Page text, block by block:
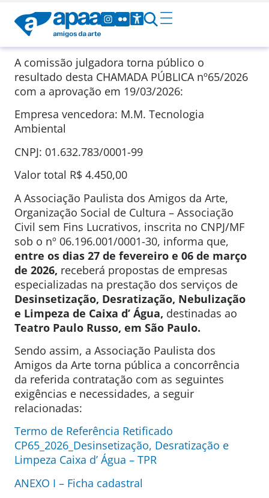
A comissão julgadora torna público o
resultado desta CHAMADA PÚBLICA nº65/2026
com a aprovação em 19/03/2026:
Empresa vencedora: M.M. Tecnologia
Ambiental
CNPJ: 01.632.783/0001-99
Valor total R$ 4.450,00
A Associação Paulista dos Amigos da Arte,
Organização Social de Cultura – Associação
Civil sem Fins Lucrativos, inscrita no CNPJ/MF
sob o nº 06.196.001/0001-30, informa que,
entre os dias 27 de fevereiro e 06 de março
de 2026, receberá propostas de empresas
especializadas na prestação dos serviços de
Desinsetização, Desratização, Nebulização
e Limpeza de Caixa d’ Água, destinadas ao
Teatro Paulo Russo, em São Paulo.
Sendo assim, a Associação Paulista dos
Amigos da Arte torna pública a concorrência
da referida contratação com as seguintes
exigências e necessidades, a seguir
relacionadas:
Termo de Referência Retificado
CP65_2026_Desinsetização, Desratização e
Limpeza Caixa d’ Água – TPR
ANEXO I – Ficha cadastral